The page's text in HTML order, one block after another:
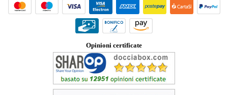
Opinioni certificate